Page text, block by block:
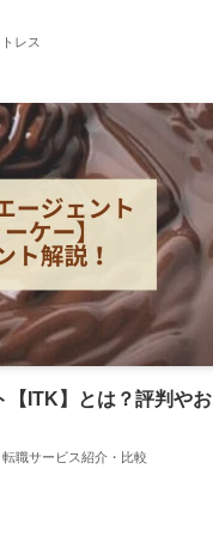
レス
【ITK】とは？評判やお
転職サービス紹介・比較